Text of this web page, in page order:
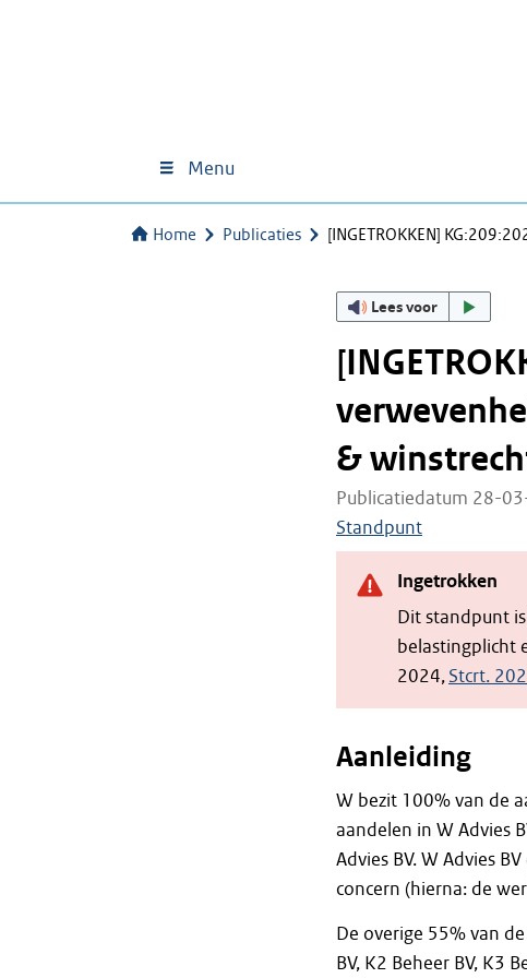
Menu
Home Publicaties [INGETROKKEN]
Lees voor
&
Publicatiedatum 28-
Standpunt
Ingetrokken
Dit standpunt
belastingplicht
2024,Stcrt.
Aanleiding
W bezit 100% van de
aandelen in W Advies
Advies BV. W Advies
concern (hierna: de
De overige 55% van
BV, K2 Beheer BV, K3